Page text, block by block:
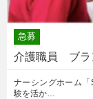
急募
介護職員 ブラ
ナーシングホーム
験を活か…